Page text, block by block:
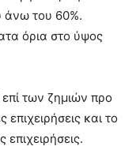
άνω του 60%.
όρια στο ύψος
των ζημιών προ
και το
επιχειρήσεις.